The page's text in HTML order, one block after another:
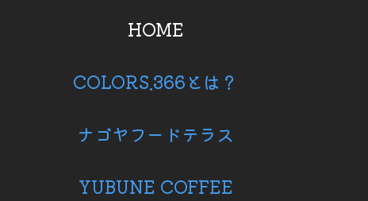
HOME
COLORS.366とは？
ナゴヤフードテラス
YUBUNE COFFEE